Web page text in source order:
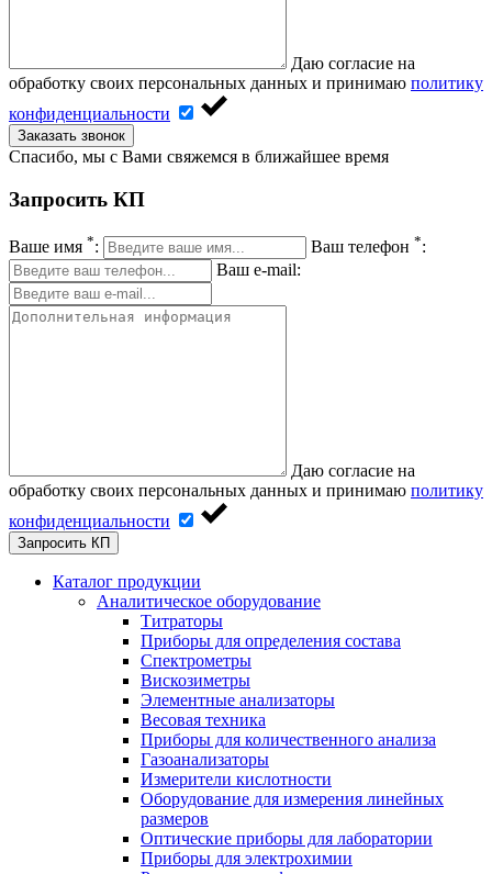
Даю согласие на
обработку своих персональных данных и принимаю политику
конфиденциальности
Заказать звонок
Спасибо, мы с Вами свяжемся в ближайшее время
Запросить КП
Ваше имя *: Ваш телефон *:
Ваш e-mail:
Даю согласие на
обработку своих персональных данных и принимаю политику
конфиденциальности
Запросить КП
Каталог продукции
Аналитическое оборудование
Титраторы
Приборы для определения состава
Спектрометры
Вискозиметры
Элементные анализаторы
Весовая техника
Приборы для количественного анализа
Газоанализаторы
Измерители кислотности
Оборудование для измерения линейных
размеров
Оптические приборы для лаборатории
Приборы для электрохимии